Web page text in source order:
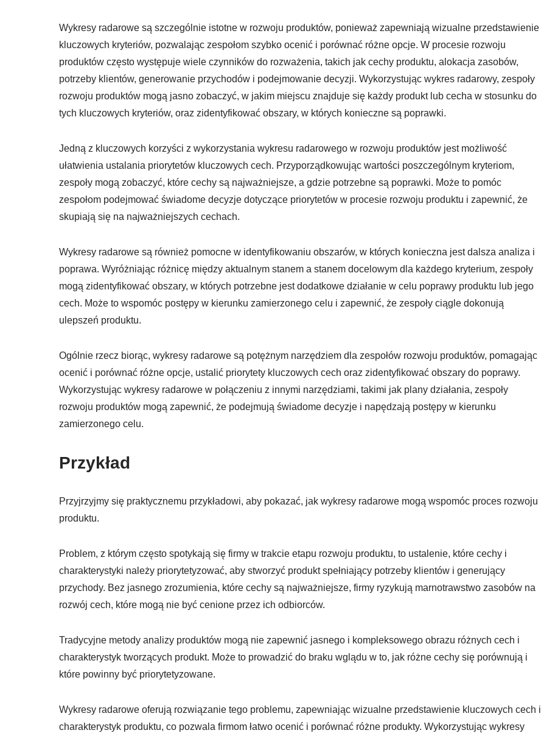
Wykresy radarowe są szczególnie istotne w rozwoju produktów, ponieważ zapewniają wizualne przedstawienie
kluczowych kryteriów, pozwalając zespołom szybko ocenić i porównać różne opcje. W procesie rozwoju
produktów często występuje wiele czynników do rozważenia, takich jak cechy produktu, alokacja zasobów,
potrzeby klientów, generowanie przychodów i podejmowanie decyzji. Wykorzystując wykres radarowy, zespoły
rozwoju produktów mogą jasno zobaczyć, w jakim miejscu znajduje się każdy produkt lub cecha w stosunku do
tych kluczowych kryteriów, oraz zidentyfikować obszary, w których konieczne są poprawki.
Jedną z kluczowych korzyści z wykorzystania wykresu radarowego w rozwoju produktów jest możliwość
ułatwienia ustalania priorytetów kluczowych cech. Przyporządkowując wartości poszczególnym kryteriom,
zespoły mogą zobaczyć, które cechy są najważniejsze, a gdzie potrzebne są poprawki. Może to pomóc
zespołom podejmować świadome decyzje dotyczące priorytetów w procesie rozwoju produktu i zapewnić, że
skupiają się na najważniejszych cechach.
Wykresy radarowe są również pomocne w identyfikowaniu obszarów, w których konieczna jest dalsza analiza i
poprawa. Wyróżniając różnicę między aktualnym stanem a stanem docelowym dla każdego kryterium, zespoły
mogą zidentyfikować obszary, w których potrzebne jest dodatkowe działanie w celu poprawy produktu lub jego
cech. Może to wspomóc postępy w kierunku zamierzonego celu i zapewnić, że zespoły ciągle dokonują
ulepszeń produktu.
Ogólnie rzecz biorąc, wykresy radarowe są potężnym narzędziem dla zespołów rozwoju produktów, pomagając
ocenić i porównać różne opcje, ustalić priorytety kluczowych cech oraz zidentyfikować obszary do poprawy.
Wykorzystując wykresy radarowe w połączeniu z innymi narzędziami, takimi jak plany działania, zespoły
rozwoju produktów mogą zapewnić, że podejmują świadome decyzje i napędzają postępy w kierunku
zamierzonego celu.
Przykład
Przyjrzyjmy się praktycznemu przykładowi, aby pokazać, jak wykresy radarowe mogą wspomóc proces rozwoju
produktu.
Problem, z którym często spotykają się firmy w trakcie etapu rozwoju produktu, to ustalenie, które cechy i
charakterystyki należy priorytetyzować, aby stworzyć produkt spełniający potrzeby klientów i generujący
przychody. Bez jasnego zrozumienia, które cechy są najważniejsze, firmy ryzykują marnotrawstwo zasobów na
rozwój cech, które mogą nie być cenione przez ich odbiorców.
Tradycyjne metody analizy produktów mogą nie zapewnić jasnego i kompleksowego obrazu różnych cech i
charakterystyk tworzących produkt. Może to prowadzić do braku wglądu w to, jak różne cechy się porównują i
które powinny być priorytetyzowane.
Wykresy radarowe oferują rozwiązanie tego problemu, zapewniając wizualne przedstawienie kluczowych cech i
charakterystyk produktu, co pozwala firmom łatwo ocenić i porównać różne produkty. Wykorzystując wykresy